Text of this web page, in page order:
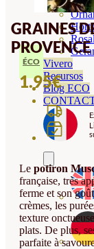
Vivero
Recursos
Blog ECO
GRAINES
PROVENCE
ÉCO
1.95€
Le potiron
française, très
ferme et son
crèmes, les
texture
plats. De plus,
parfaite à